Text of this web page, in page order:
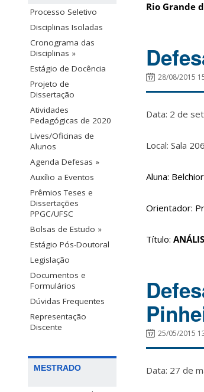
Processo Seletivo
Disciplinas Isoladas
Cronograma das
Disciplinas »
Estágio de Docência
Projeto de
Dissertação
Atividades
Pedagógicas de 2020
Lives/Oficinas de
Alunos
Agenda Defesas »
Auxílio a Eventos
Prêmios Teses e
Dissertações
PPGC/UFSC
Bolsas de Estudo »
Estágio Pós-Doutoral
Legislação
Documentos e
Formulários
Dúvidas Frequentes
Representação
Discente
MESTRADO
Rio Grande
28/08/2015
Data: 2 de
Local: Sala
Aluna:
Orientador:
Título:
25/05/2015
Data: 27 de